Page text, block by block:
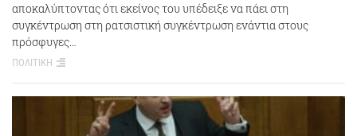
αποκαλύπτοντας ότι εκείνος του υπέδειξε να πάει στη
συγκέντρωση στη ρατσιστική συγκέντρωση ενάντια στους
πρόσφυγες…
ΠΟΛΙΤΙΚΗ